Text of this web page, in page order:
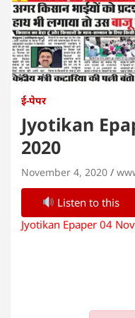
ई-पेपर
Jyotikan
2020
November 4, 2020
Listen to this
Jyotikan Epaper 04